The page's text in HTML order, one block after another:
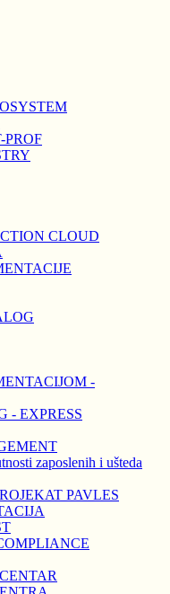
PROF
CLOUD
-
- EXPRESS
zaposlenih i ušteda
PAVLES